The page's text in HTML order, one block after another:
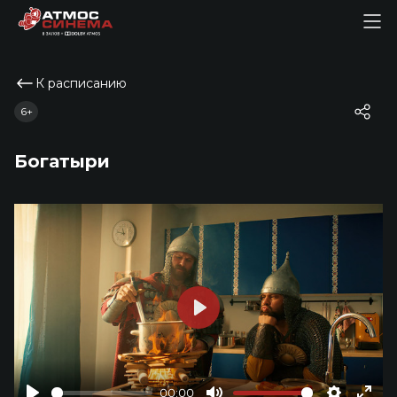
К расписанию
Богатыри
6+
00:00
Play